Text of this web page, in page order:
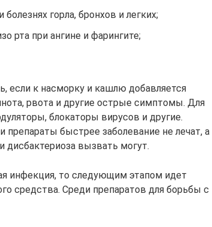
горла, бронхов и легких;
рта при ангине и фарингите;
если к насморку и кашлю добавляется
рвота и другие острые симптомы. Для
блокаторы вирусов и другие.
быстрее заболевание не лечат, а
вызвать могут.
инфекция, то следующим этапом идет
средства. Среди препаратов для борьбы с